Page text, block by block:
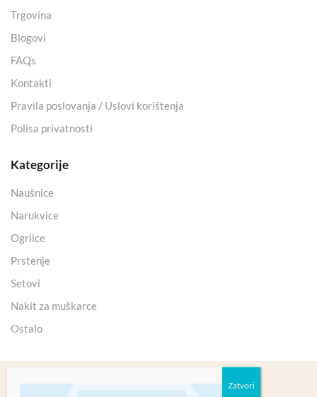
Trgovina
Blogovi
FAQs
Kontakti
Pravila poslovanja / Uslovi korištenja
Polisa privatnosti
Kategorije
Naušnice
Narukvice
Ogrlice
Prstenje
Setovi
Nakit za muškarce
Ostalo